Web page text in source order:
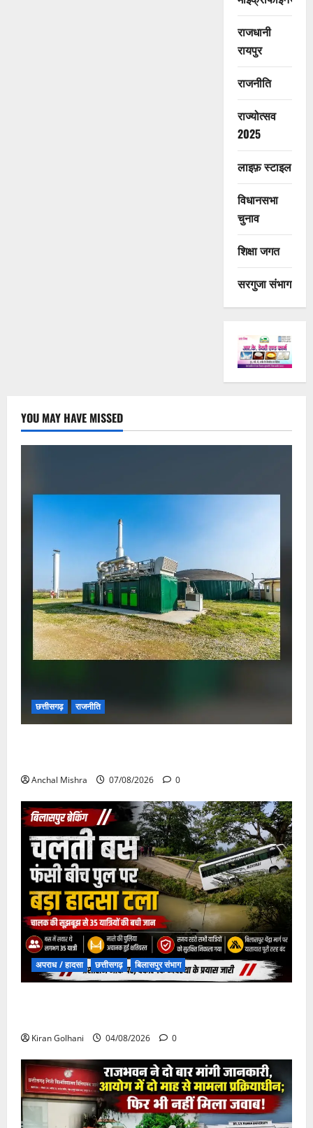
राजधानी
रायपुर
राजनीति
राज्योत्सव
2025
लाइफ़ स्टाइल
विधानसभा
चुनाव
शिक्षा जगत
सरगुजा संभाग
YOU MAY HAVE MISSED
छत्तीसगढ़ राजनीति
Anchal Mishra 07/08/2026 0
अपराध / हादसा छत्तीसगढ़ बिलासपुर संभाग
Kiran Golhani 04/08/2026 0